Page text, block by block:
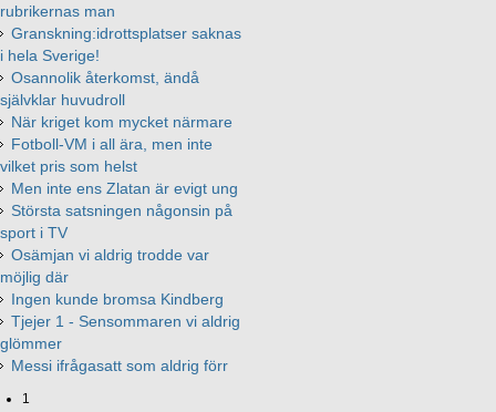
rubrikernas man
Granskning:idrottsplatser saknas
i hela Sverige!
Osannolik återkomst, ändå
självklar huvudroll
När kriget kom mycket närmare
Fotboll-VM i all ära, men inte
vilket pris som helst
Men inte ens Zlatan är evigt ung
Största satsningen någonsin på
sport i TV
Osämjan vi aldrig trodde var
möjlig där
Ingen kunde bromsa Kindberg
Tjejer 1 - Sensommaren vi aldrig
glömmer
Messi ifrågasatt som aldrig förr
1